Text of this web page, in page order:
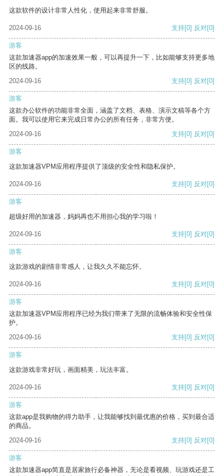
这款软件的设计非常人性化，使用起来非常舒服。
2024-09-16 支持[0] 反对[0]
游客
这款加速器app的加速效果一般，可以再提升一下，比如能够支持更多地
区的线路。
2024-09-16
支持[0] 反对[0]
游客
这款办公软件的功能非常全面，涵盖了文档、表格、演示文稿等各个方
面。我可以使用它来完成日常办公的所有任务，非常方便。
2024-09-16
支持[0] 反对[0]
游客
这款加速器VPM应用程序提供了顶级的安全性和隐私保护。
2024-09-16 支持[0] 反对[0]
游客
超级好用的加速器，妈妈再也不用担心我的学习啦！
2024-09-16 支持[0] 反对[0]
游客
这款游戏的剧情非常感人，让我久久不能忘怀。
2024-09-16 支持[0] 反对[0]
游客
这款加速器VPM应用程序已经为我们带来了无限的流畅体验和安全性保
护。
2024-09-16
支持[0] 反对[0]
游客
这款游戏非常好玩，画面精美，玩法丰富。
2024-09-16 支持[0] 反对[0]
游客
这款app是我购物的得力助手，让我能够找到最优惠的价格，买到最合适
的商品。
2024-09-16
支持[0] 反对[0]
游客
这款加速器app简直是居家旅行必备神器，无论是看视频、玩游戏还是工